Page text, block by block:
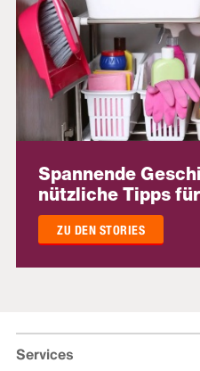
Spannende
nützliche Tipps
ZU DEN STORIES
Services